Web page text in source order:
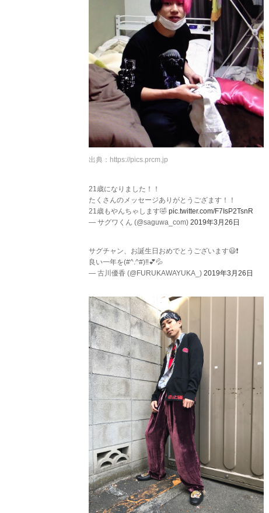
出典： https://pics.prcm.jp
21歳になりました！！
たくさんのメッセージありがとうござます！！
21歳もやんちゃします🤣 pic.twitter.com/F7IsP2TsnR
— サグワくん (@saguwa_com) 2019年3月26日
サグチャン、お誕生日おめでとうございます😃❗️
良い一年を(#^.^#)‼️💕💦
— 古川優香 (@FURUKAWAYUKA_) 2019年3月26日